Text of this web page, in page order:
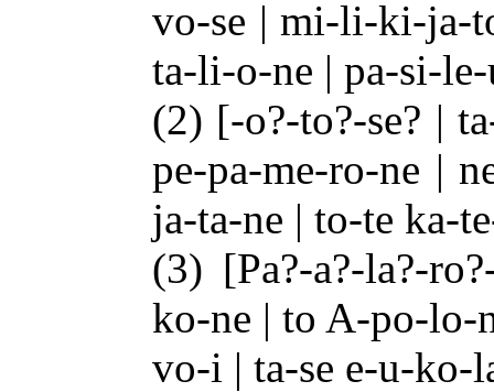
vo-se | mi-li-ki-ja-
ta-li-o-ne | pa-si-
(2) [-o?-to?-se? |
pe-pa-me-ro-ne |
ja-ta-ne | to-te ka-
(3) [Pa?-a?-la?-
ko-ne | to A-po-
vo-i | ta-se e-u-ko-